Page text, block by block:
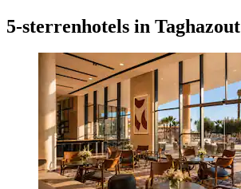
5-sterrenhotels in Taghazout